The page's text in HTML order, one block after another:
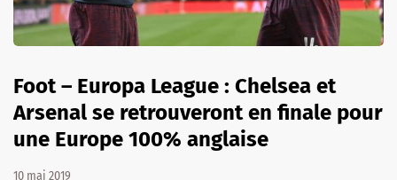
Foot – Europa League : Chelsea et
Arsenal se retrouveront en finale pour
une Europe 100% anglaise
10 mai 2019